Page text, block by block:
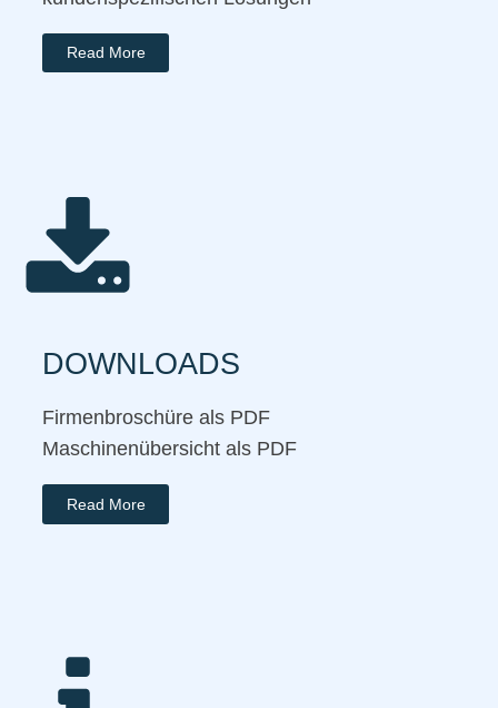
Read More
DOWNLOADS
Firmenbroschüre als PDF
Maschinenübersicht als PDF
Read More